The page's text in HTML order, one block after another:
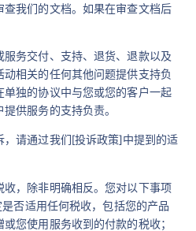
我们的文档。如果在审查文档后
务交付、支持、退货、退款以及
相关的任何其他问题提供支持负
独的协议中与您或您的客户一起
供服务的支持负责。
请通过我们[投诉政策]中提到的适
，除非明确相反。您对以下事项
否适用任何税收，包括您的产品
您使用服务收到的付款的税收；